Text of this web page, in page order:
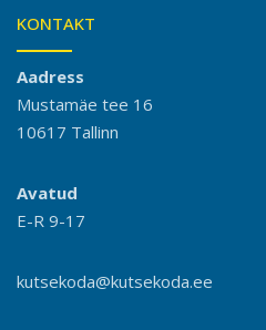
KONTAKT
Aadress
Mustamäe tee 16
10617 Tallinn
Avatud
E-R 9-17
kutsekoda@kutsekoda.ee